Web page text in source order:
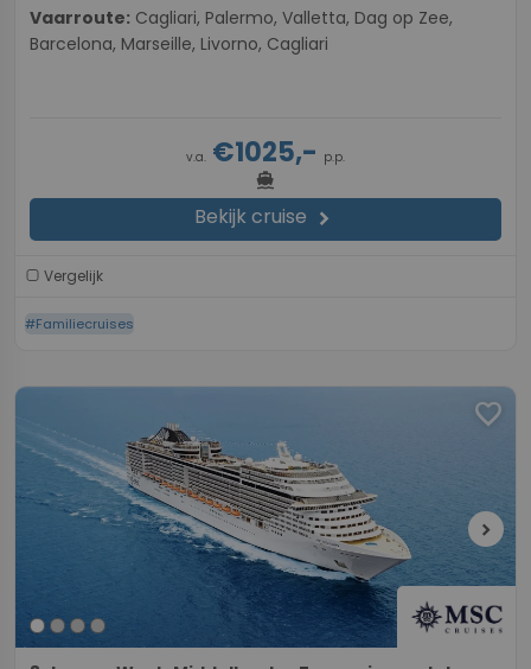
Vaarroute:
Barcelona, Marseille, Livorno, Cagliari
v.a. €1025,- p.p.
directions_boat
Bekijk cruise chevron_right
Vergelijk
#Familiecruises
favorite
chevron_right